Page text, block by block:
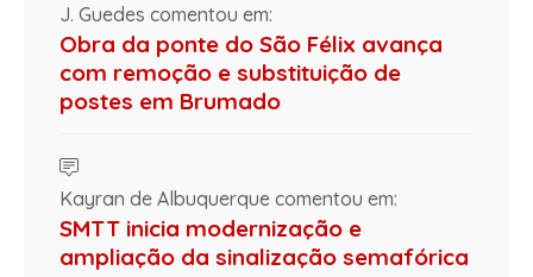
J. Guedes comentou em:
Obra da ponte do São Félix avança
com remoção e substituição de
postes em Brumado
Kayran de Albuquerque comentou em:
SMTT inicia modernização e
ampliação da sinalização semafórica